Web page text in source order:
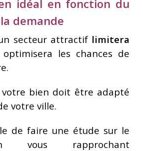
idéal en fonction du
demande
secteur attractif limitera
les chances de
votre bien doit être adapté
votre ville.
de faire une étude sur le
vous rapprochant